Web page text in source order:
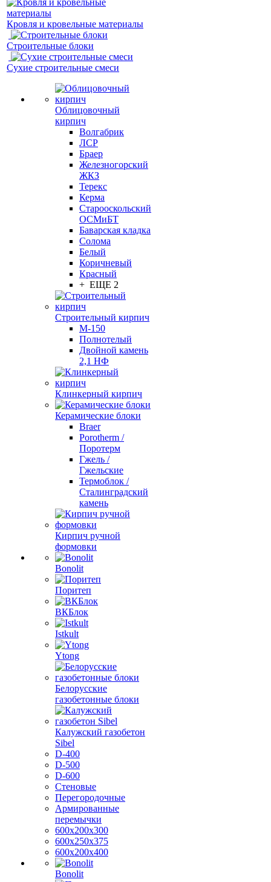
Кровля и кровельные материалы
Строительные блоки
Сухие строительные смеси
Облицовочный
кирпич
Волгабрик
ЛСР
Браер
Железногорский
ЖКЗ
Терекс
Керма
Старооскольский
ОСМиБТ
Баварская кладка
Солома
Белый
Коричневый
Красный
+ ЕЩЕ 2
Строительный кирпич
М-150
Полнотелый
Двойной камень
2,1 НФ
Клинкерный кирпич
Керамические блоки
Braer
Porotherm /
Поротерм
Гжель /
Гжельские
Термоблок /
Сталинградский
камень
Кирпич ручной
формовки
Bonolit
Поритеп
ВКБлок
Istkult
Ytong
Белорусские
газобетонные блоки
Калужский газобетон
Sibel
D-400
D-500
D-600
Стеновые
Перегородочные
Армированные
перемычки
600х200х300
600х250х375
600х200х400
Bonolit